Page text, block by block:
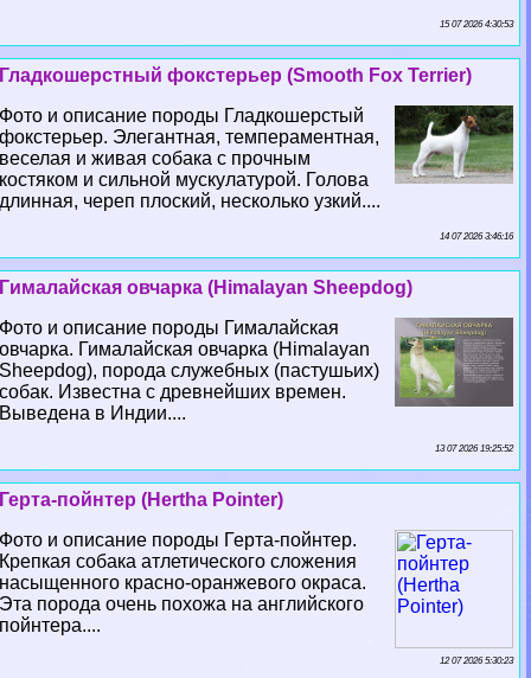
15 07 2026 4:30:53
Гладкошерстный фокстерьер (Smooth Fox Terrier)
Фото и описание породы Гладкошерстый
фокстерьер. Элегантная, темпераментная,
веселая и живая собака с прочным
костяком и сильной мускулатурой. Голова
длинная, череп плоский, несколько узкий....
14 07 2026 3:46:16
Гималайская овчарка (Himalayan Sheepdog)
Фото и описание породы Гималайская
овчарка. Гималайская овчарка (Himalayan
Sheepdog), порода служебных (пастушьих)
собак. Известна с древнейших времен.
Выведена в Индии....
13 07 2026 19:25:52
Герта-пойнтер (Hertha Pointer)
Фото и описание породы Герта-пойнтер.
Крепкая собака атлетического сложения
насыщенного красно-оранжевого окраса.
Эта порода очень похожа на английского
пойнтера....
12 07 2026 5:30:23